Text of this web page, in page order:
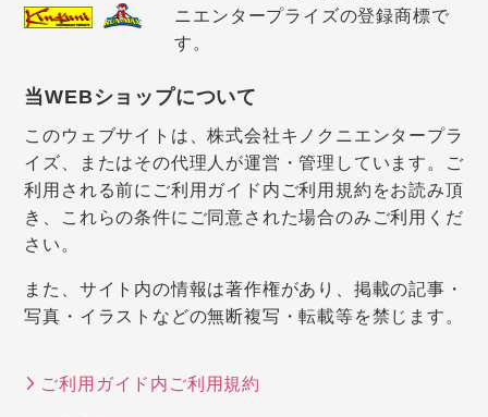
ニエンタープライズの登録商標で
す。
当WEBショップについて
このウェブサイトは、株式会社キノクニエンタープラ
イズ、またはその代理人が運営・管理しています。ご
利用される前にご利用ガイド内ご利用規約をお読み頂
き、これらの条件にご同意された場合のみご利用くだ
さい。
また、サイト内の情報は著作権があり、掲載の記事・
写真・イラストなどの無断複写・転載等を禁じます。
ご利用ガイド内ご利用規約